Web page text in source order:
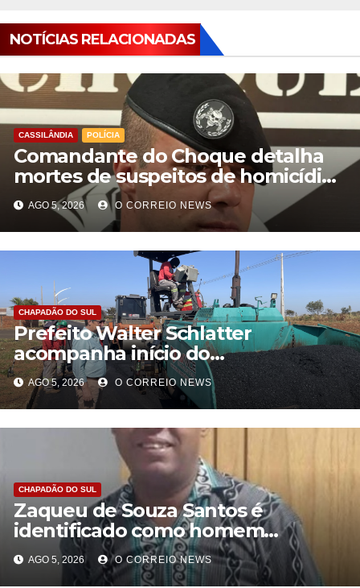
NOTÍCIAS RELACIONADAS
CASSILÂNDIA POLÍCIA
Comandante do Choque detalha
mortes de suspeitos de homicídio
em Cassilândia
AGO 5, 2026 O CORREIO NEWS
CHAPADÃO DO SUL
Prefeito Walter Schlatter
acompanha início do
recapeamento e pede
compreensão da população em
Chapadão do Sul
AGO 5, 2026 O CORREIO NEWS
CHAPADÃO DO SUL
Zaqueu de Souza Santos é
identificado como homem
encontrado morto em Chapadão
do Sul
AGO 5, 2026 O CORREIO NEWS